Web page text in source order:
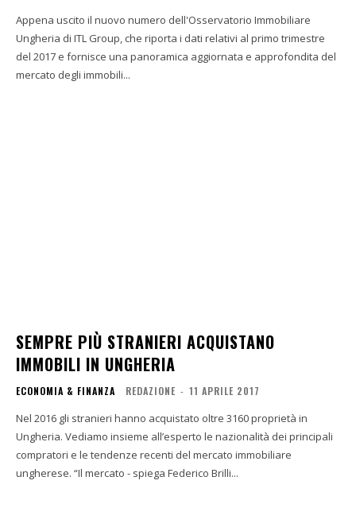
Appena uscito il nuovo numero dell'Osservatorio Immobiliare
Ungheria di ITL Group, che riporta i dati relativi al primo trimestre
del 2017 e fornisce una panoramica aggiornata e approfondita del
mercato degli immobili...
SEMPRE PIÙ STRANIERI ACQUISTANO
IMMOBILI IN UNGHERIA
ECONOMIA & FINANZA REDAZIONE - 11 APRILE 2017
Nel 2016 gli stranieri hanno acquistato oltre 3160 proprietà in
Ungheria. Vediamo insieme all’esperto le nazionalità dei principali
compratori e le tendenze recenti del mercato immobiliare
ungherese. “Il mercato - spiega Federico Brilli...